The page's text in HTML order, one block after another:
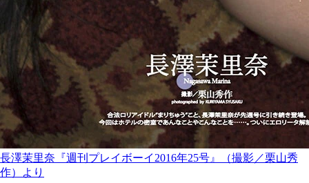
長澤茉里奈『週刊プレイボーイ2016年25号』（撮影／栗山秀
作）より